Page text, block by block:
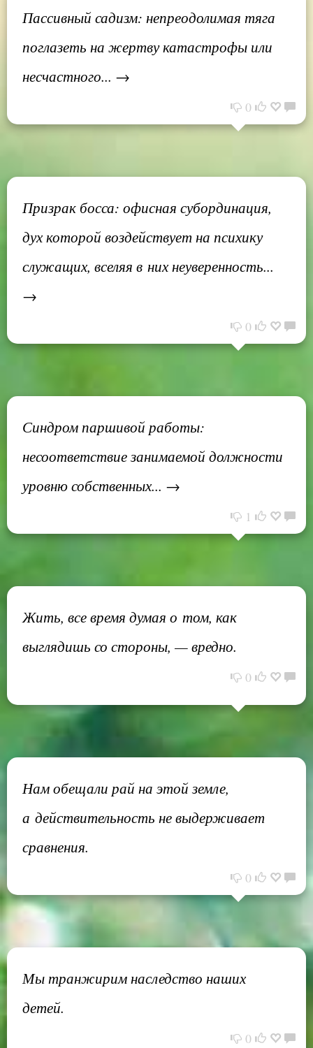
Пассивный садизм: непреодолимая тяга
поглазеть на жертву катастрофы или
несчастного... →
0
Призрак босса: офисная субординация,
дух которой воздействует на психику
служащих, вселяя в них неуверенность...
→
0
Синдром паршивой работы:
несоответствие занимаемой должности
уровню собственных... →
1
Жить, все время думая о том, как
выглядишь со стороны, — вредно.
0
Нам обещали рай на этой земле,
а действительность не выдерживает
сравнения.
0
Мы транжирим наследство наших
детей.
0